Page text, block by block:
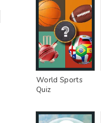
World Sports
Quiz